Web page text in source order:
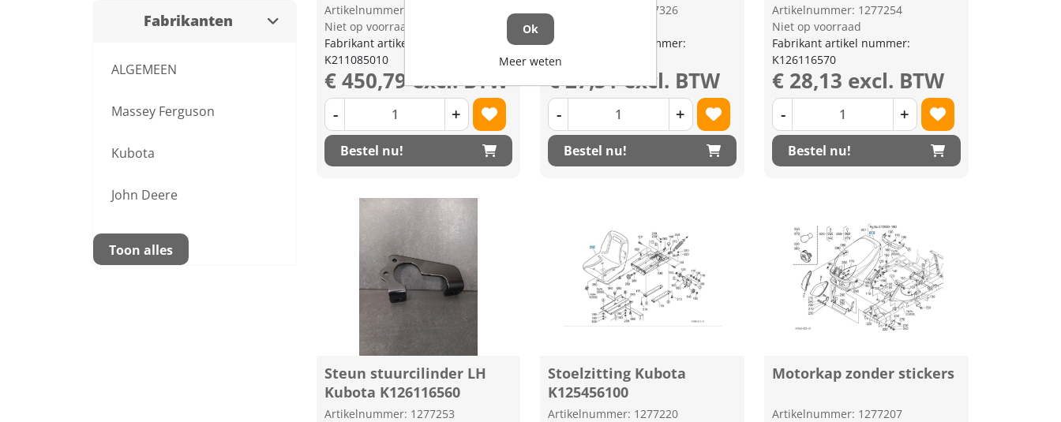
Fabrikanten
ALGEMEEN
Massey Ferguson
Kubota
John Deere
Toon alles
Artikelnummer: 1278824
Niet op voorraad
Fabrikant artikel nummer:
K211085010
€ 450,79 excl. BTW
- +
Bestel nu!
Artikelnummer: 1277326
Fabrikant artikel nummer:
K127065132
€ 27,51 excl. BTW
- +
Bestel nu!
Artikelnummer: 1277254
Niet op voorraad
Fabrikant artikel nummer:
K126116570
€ 28,13 excl. BTW
- +
Bestel nu!
Steun stuurcilinder LH
Kubota K126116560
Artikelnummer: 1277253
Stoelzitting Kubota
K125456100
Artikelnummer: 1277220
Motorkap zonder stickers
Artikelnummer: 1277207
Ok
Meer weten